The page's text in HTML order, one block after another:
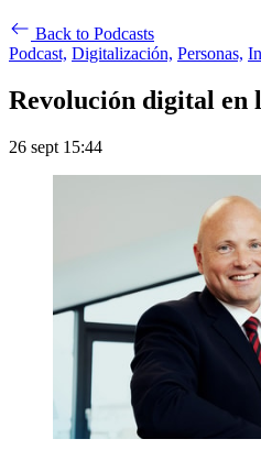
Back to Podcasts
Podcast, Digitalización, Personas,
Revolución digital en
26 sept 15:44